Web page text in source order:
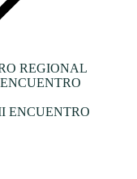
REGIONAL
ENCUENTRO